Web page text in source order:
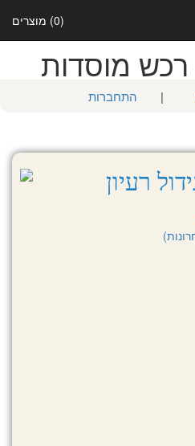
(0) מוצרים
מוסדות
| התחברות
רעיון